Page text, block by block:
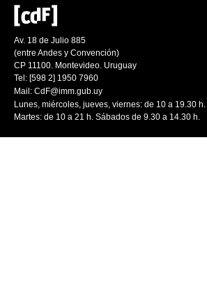
Av. 18 de Julio 885
(entre Andes y Convención)
CP 11100. Montevideo. Uruguay
Tel: [598 2] 1950 7960
Mail: CdF@imm.gub.uy
Lunes, miércoles, jueves, viernes: de 10 a 19.30 h.
Martes: de 10 a 21 h. Sábados de 9.30 a 14.30 h.